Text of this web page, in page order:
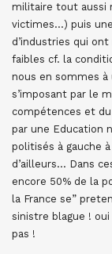
militaire tout aussi
victimes…) puis
d’industries qui
faibles cf. la
nous en sommes
s’imposant par le
compétences et
par une Education
politisés à gauche
d’ailleurs… Dans
encore 50% de la
la France se”
sinistre blague !
pas !